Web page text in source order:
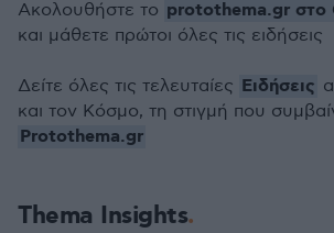
Thema Insights
Ακολουθήστε το protothema.gr στο
και μάθετε πρώτοι όλες τις ειδήσεις
Δείτε όλες τις τελευταίες Ειδήσεις
και τον Κόσμο, τη στιγμή που
Protothema.gr